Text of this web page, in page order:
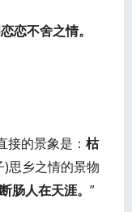
恋不舍之情。
接的景象是： 枯
)思乡之情的景物
断肠人在天涯。 ”